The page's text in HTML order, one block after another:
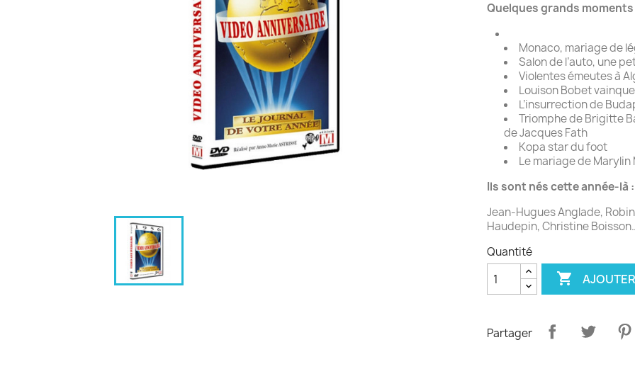
Quelques grands
Monaco, mariage de
Salon de l’auto, une
Violentes émeutes à
Louison Bobet
L’insurrection de
Triomphe de Brigitte
de Jacques Fath
Kopa star du foot
Le mariage de
Ils sont nés cette année-là :
Jean-Hugues Anglade,
Haudepin, Christine
Quantité

Partager